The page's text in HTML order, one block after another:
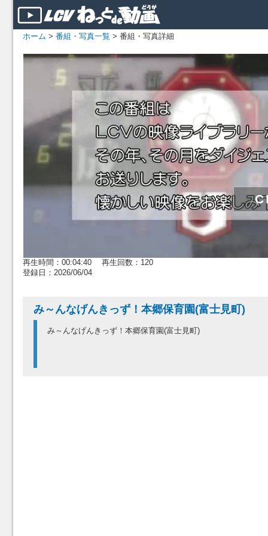
ホーム > 番組・写真一覧 > 番組・写真詳細
再生時間：00:04:40 再生回数：120
登録日：2026/06/04
み～んなげんきっず！本郷保育園(富士見町)
み～んなげんきっず！本郷保育園(富士見町)